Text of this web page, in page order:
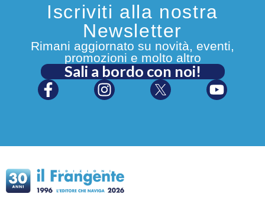
Iscriviti alla nostra
Newsletter
Rimani aggiornato su novità, eventi,
promozioni e molto altro
Sali a bordo con noi!